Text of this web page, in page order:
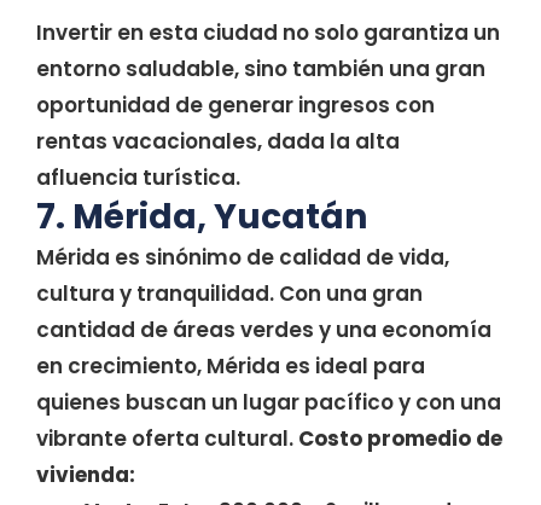
Invertir en esta ciudad no solo garantiza un
entorno saludable, sino también una gran
oportunidad de generar ingresos con
rentas vacacionales, dada la alta
afluencia turística.
7. Mérida, Yucatán
Mérida es sinónimo de calidad de vida,
cultura y tranquilidad. Con una gran
cantidad de áreas verdes y una economía
en crecimiento, Mérida es ideal para
quienes buscan un lugar pacífico y con una
vibrante oferta cultural. Costo promedio de
vivienda: